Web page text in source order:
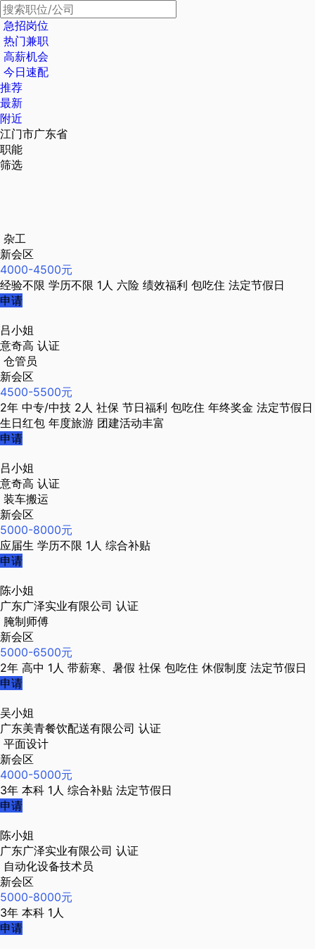
急招岗位
热门兼职
高薪机会
今日速配
推荐
最新
附近
江门市广东省
职能
筛选
杂工
新会区
4000-4500元
经验不限 学历不限 1人 六险 绩效福利 包吃住 法定节假日
申请
吕小姐
意奇高 认证
仓管员
新会区
4500-5500元
2年 中专/中技 2人 社保 节日福利 包吃住 年终奖金 法定节假日
生日红包 年度旅游 团建活动丰富
申请
吕小姐
意奇高 认证
装车搬运
新会区
5000-8000元
应届生 学历不限 1人 综合补贴
申请
陈小姐
广东广泽实业有限公司 认证
腌制师傅
新会区
5000-6500元
2年 高中 1人 带薪寒、暑假 社保 包吃住 休假制度 法定节假日
申请
吴小姐
广东美青餐饮配送有限公司 认证
平面设计
新会区
4000-5000元
3年 本科 1人 综合补贴 法定节假日
申请
陈小姐
广东广泽实业有限公司 认证
自动化设备技术员
新会区
5000-8000元
3年 本科 1人
申请